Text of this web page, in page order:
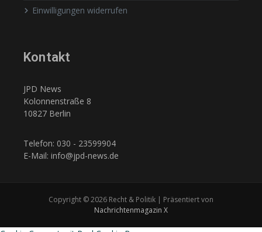
Einwilligungen widerrufen
Kontakt
JPD News
Kolonnenstraße 8
10827 Berlin
Telefon: 030 - 23599904
E-Mail: info@jpd-news.de
Copyright © 2026 Recht & Politik | Präsentiert von
Nachrichtenmagazin X